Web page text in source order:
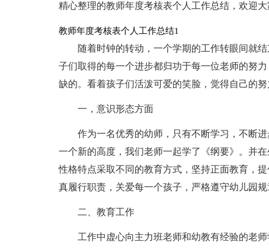
精心整理的教师年度考核表个人工作总结，欢迎大
教师年度考核表个人工作总结1
随着时钟的转动，一个学期的工作转眼间就
子们取得的每一个进步都归功于每一位老师的努
缺的。看着孩子们活泼可爱的笑脸，觉得自己的
一，意识形态方面
作为一名优秀的幼师，只有不断学习，不断
一个新的高度，我们老师一起学了《纲要》。并
性格特点采取不同的教育方式，坚持正面教育，
真履行职责，关爱每一个孩子，严格遵守幼儿园规
二、教育工作
工作中虚心向主力班老师和幼教有经验的老